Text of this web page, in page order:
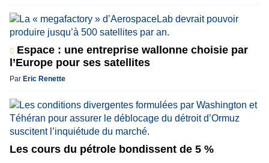
Espace : une entreprise wallonne choisie par
l’Europe pour ses satellites
Par Eric Renette
Les cours du pétrole bondissent de 5 %